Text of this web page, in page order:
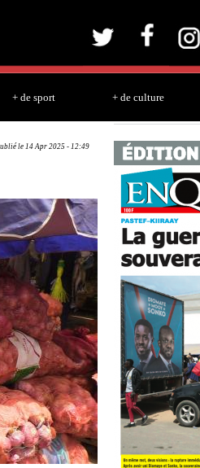
+ de sport + de culture
le 14 Apr 2025 - 12:49